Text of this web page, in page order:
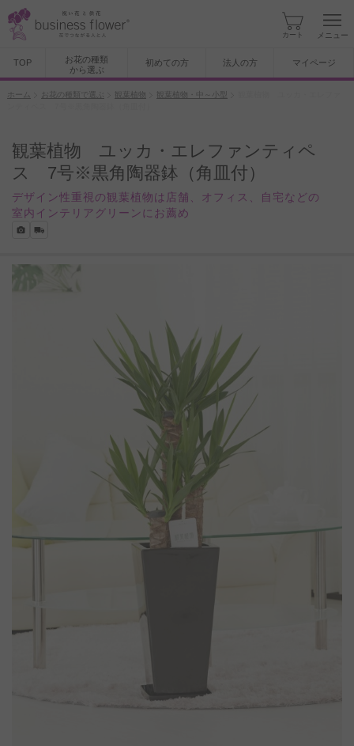
カート メニュー
TOP
お花の種類
から選ぶ
初めての方 法人の方 マイページ
ホーム お花の種類で選ぶ 観葉植物 観葉植物・中～小型
観葉植物 ユッカ・エレファンティペ
ス 7号※黒角陶器鉢（角皿付）
デザイン性重視の観葉植物は店舗、オフィス、自宅などの
室内インテリアグリーンにお薦め